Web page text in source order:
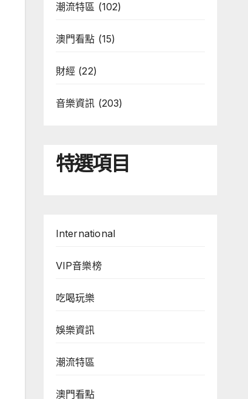
潮流特區 (102)
澳門看點 (15)
財經(22)
音樂資訊 (203)
特選項目
International
VIP音樂榜
吃喝玩樂
娛樂資訊
潮流特區
澳門看點